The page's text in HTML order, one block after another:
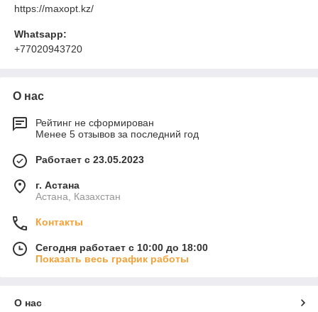
https://maxopt.kz/
Whatsapp:
+77020943720
О нас
Рейтинг не сформирован
Менее 5 отзывов за последний год
Работает с 23.05.2023
г. Астана
Астана, Казахстан
Контакты
Сегодня работает с 10:00 до 18:00
Показать весь график работы
О нас